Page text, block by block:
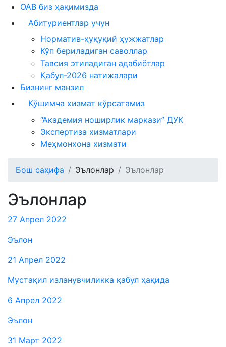
ОАВ биз ҳақимизда
Абитуриентлар учун
Норматив-ҳуқуқий ҳужжатлар
Кўп бериладиган саволлар
Тавсия этиладиган адабиётлар
Қабул-2026 натижалари
Бизнинг манзил
Қўшимча хизмат кўрсатамиз
“Академия ноширлик маркази” ДУК
Экспертиза хизматлари
Меҳмонхона хизмати
Бош саҳифа Эълонлар Эълонлар
Эълонлар
27 Апрел 2022
Эълон
21 Апрел 2022
Мустақил изланувчиликка қабул ҳақида
6 Апрел 2022
Эълон
31 Март 2022